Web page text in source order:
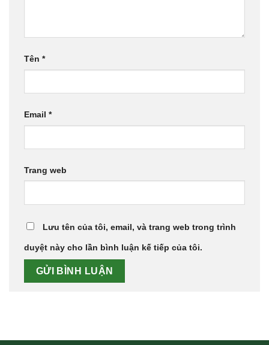
Tên *
Email *
Trang web
Lưu tên của tôi, email, và trang web trong trình
duyệt này cho lần bình luận kế tiếp của tôi.